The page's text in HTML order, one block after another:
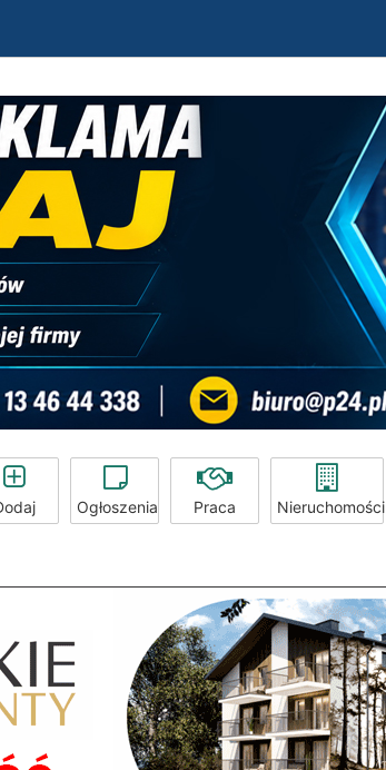
Ogłoszenia Praca Nieruchomości